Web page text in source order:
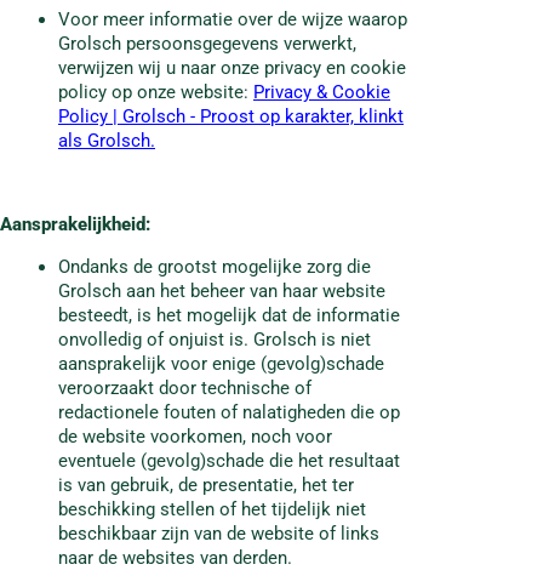
Voor meer informatie over de wijze waarop
Grolsch persoonsgegevens verwerkt,
verwijzen wij u naar onze privacy en cookie
policy op onze website: Privacy & Cookie
Policy | Grolsch - Proost op karakter, klinkt
als Grolsch.
Aansprakelijkheid:
Ondanks de grootst mogelijke zorg die
Grolsch aan het beheer van haar website
besteedt, is het mogelijk dat de informatie
onvolledig of onjuist is. Grolsch is niet
aansprakelijk voor enige (gevolg)schade
veroorzaakt door technische of
redactionele fouten of nalatigheden die op
de website voorkomen, noch voor
eventuele (gevolg)schade die het resultaat
is van gebruik, de presentatie, het ter
beschikking stellen of het tijdelijk niet
beschikbaar zijn van de website of links
naar de websites van derden.